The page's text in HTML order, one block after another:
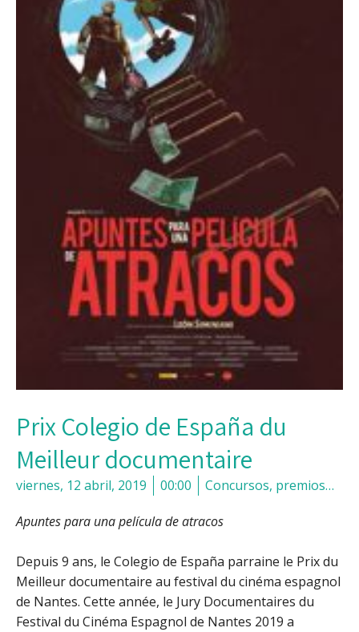
Prix Colegio de España du
Meilleur documentaire
viernes, 12 abril, 2019 00:00 Concursos, premios…
Apuntes para una película de atracos
Depuis 9 ans, le Colegio de España parraine le Prix du
Meilleur documentaire au festival du cinéma espagnol
de Nantes. Cette année, le Jury Documentaires du
Festival du Cinéma Espagnol de Nantes 2019 a